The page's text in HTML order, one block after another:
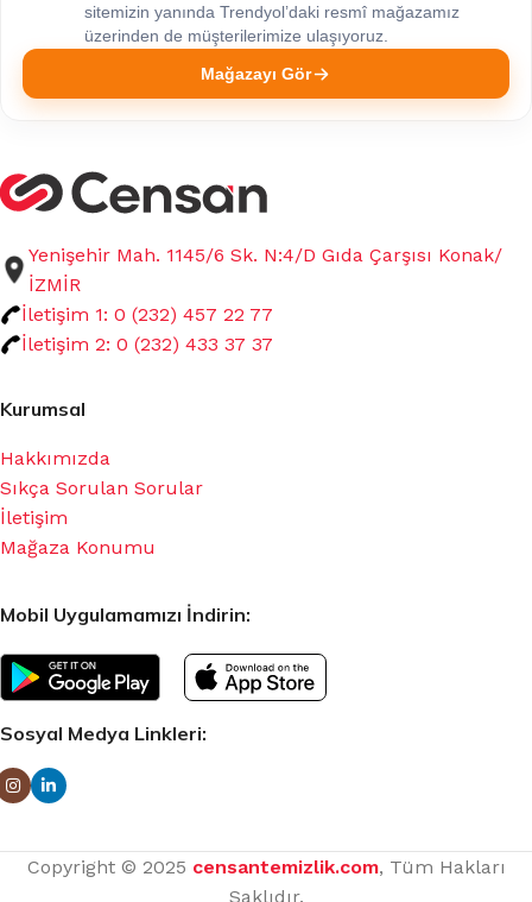
sitemizin yanında Trendyol’daki resmî mağazamız
üzerinden de müşterilerimize ulaşıyoruz.
Mağazayı Gör
Yenişehir Mah. 1145/6 Sk. N:4/D Gıda Çarşısı Konak/
İZMİR
İletişim 1: 0 (232) 457 22 77
İletişim 2: 0 (232) 433 37 37
Kurumsal
Hakkımızda
Sıkça Sorulan Sorular
İletişim
Mağaza Konumu
Mobil Uygulamamızı İndirin:
Sosyal Medya Linkleri:
Copyright © 2025 censantemizlik.com, Tüm Hakları
Saklıdır.